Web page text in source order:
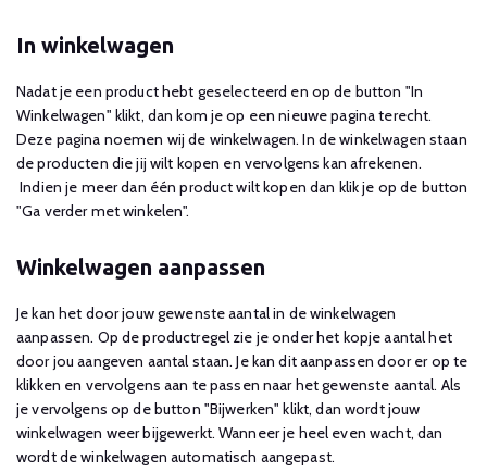
In winkelwagen
Nadat je een product hebt geselecteerd en op de button "In
Winkelwagen" klikt, dan kom je op een nieuwe pagina terecht.
Deze pagina noemen wij de winkelwagen. In de winkelwagen staan
de producten die jij wilt kopen en vervolgens kan afrekenen.
Indien je meer dan één product wilt kopen dan klik je op de button
"Ga verder met winkelen".
Winkelwagen aanpassen
Je kan het door jouw gewenste aantal in de winkelwagen
aanpassen. Op de productregel zie je onder het kopje aantal het
door jou aangeven aantal staan. Je kan dit aanpassen door er op te
klikken en vervolgens aan te passen naar het gewenste aantal. Als
je vervolgens op de button "Bijwerken" klikt, dan wordt jouw
winkelwagen weer bijgewerkt. Wanneer je heel even wacht, dan
wordt de winkelwagen automatisch aangepast.